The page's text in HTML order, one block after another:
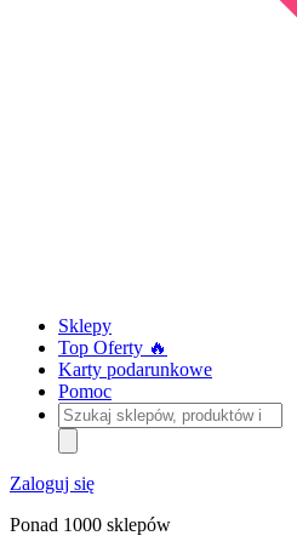
Sklepy
Top Oferty 🔥
Karty podarunkowe
Pomoc
Szukaj
sklepów,
produktów
i
kategorii
Zaloguj się
Ponad 1000 sklepów